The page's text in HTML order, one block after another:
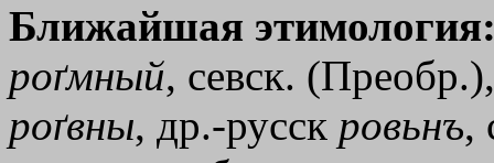
Ближайшая
роґмный, севск.
роґвны, др.-русск ровьнъ,